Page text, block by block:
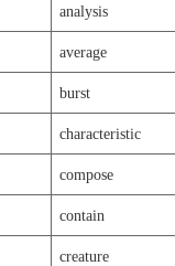
analysis
average
burst
characteristic
compose
contain
creature